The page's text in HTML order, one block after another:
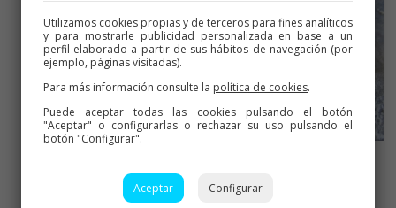
Entrelazar
Utilizamos cookies propias y de terceros para fines analíticos
y para mostrarle publicidad personalizada en base a un
perfil elaborado a partir de sus hábitos de navegación (por
ejemplo, páginas visitadas).
Para más información consulte la política de cookies.
Puede aceptar todas las cookies pulsando el botón
"Aceptar" o configurarlas o rechazar su uso pulsando el
botón "Configurar".
Aceptar Configurar